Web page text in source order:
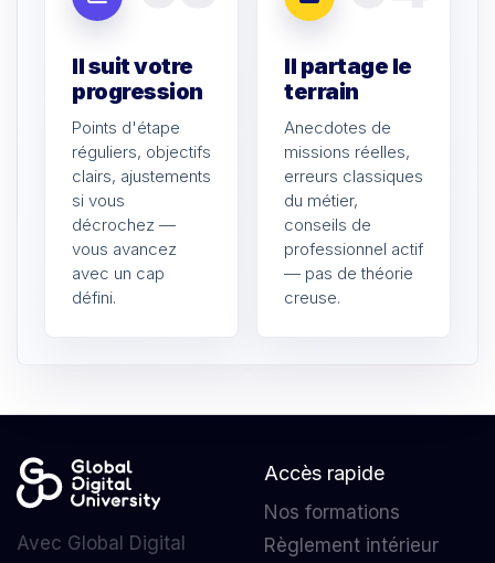
Il suit votre
progression
Points d'étape
réguliers, objectifs
clairs, ajustements
si vous
décrochez —
vous avancez
avec un cap
défini.
Il partage le
terrain
Anecdotes de
missions réelles,
erreurs classiques
du métier,
conseils de
professionnel actif
— pas de théorie
creuse.
Avec Global Digital
Accès rapide
Nos formations
Règlement intérieur